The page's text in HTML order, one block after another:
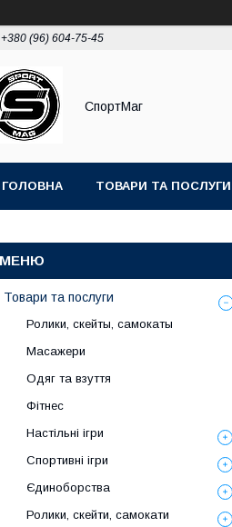
+380 (96) 604-75-45
СпортМаг
ГОЛОВНА ТОВАРИ ТА ПОСЛУГИ
Товари та послуги
Ролики, скейты, самокаты
Масажери
Одяг та взуття
Фітнес
Настільні ігри
Спортивні ігри
Єдиноборства
Ролики, скейти, самокати